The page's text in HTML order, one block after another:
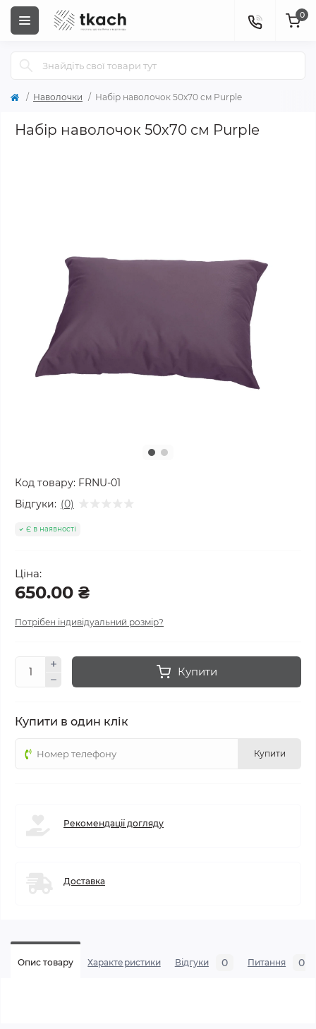
0
Наволочки Набір наволочок 50х70 см Purple
Набір наволочок 50х70 см Purple
Код товару: FRNU-01
Відгуки: (0)
Є в наявності
Ціна:
650.00 ₴
Потрібен індивідуальний розмір?
Купити
Купити в один клік
Купити
Рекомендації догляду
Доставка
Опис товару Характеристики Відгуки 0 Питання 0